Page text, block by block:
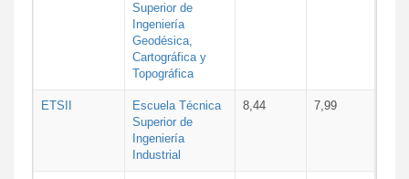
Superior de
Ingeniería
Geodésica,
Cartográfica y
Topográfica
ETSII
Escuela Técnica
Superior de
Ingeniería
Industrial
8,44 7,99